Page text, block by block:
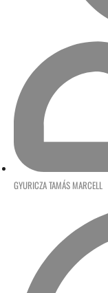
GYURICZA TAMÁS MARCELL